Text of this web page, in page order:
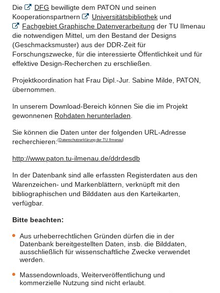
Die DFG bewilligte dem PATON und seinen
Kooperationspartnern
Universitätsbibliothek und
Fachgebiet Graphische Datenverarbeitung der TU Ilmenau
die notwendigen Mittel, um den Bestand der Designs
(Geschmacksmuster) aus der DDR-Zeit für
Forschungszwecke, für die interessierte Öffentlichkeit und für
effektive Design-Recherchen zu erschließen.
Projektkoordination hat Frau Dipl.-Jur. Sabine Milde, PATON,
übernommen.
In unserem Download-Bereich können Sie die im Projekt
gewonnenen Rohdaten herunterladen
Sie können die Daten unter der folgenden URL-Adresse
recherchieren:(Datenschutzerklärung der TU Ilmenau)
http://www.paton.tu-ilmenau.de/ddrdesdb
In der Datenbank sind alle erfassten Registerdaten aus den
Warenzeichen- und Markenblättern, verknüpft mit den
bibliographischen und Bilddaten aus den Karteikarten,
verfügbar.
Bitte beachten:
Aus urheberrechtlichen Gründen dürfen die in der
Datenbank bereitgestellten Daten, insb. die Bilddaten,
ausschließlich für wissenschaftliche Zwecke verwendet
werden.
Massendownloads, Weiterveröffentlichung und
kommerzielle Nutzung sind nicht erlaubt.